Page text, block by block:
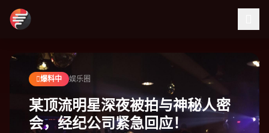
跳过导航
爆料中 娱乐圈
某顶流明星深夜被拍与神秘人密
会，经纪公司紧急回应！